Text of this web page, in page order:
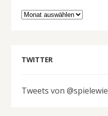
Archiv
TWITTER
Tweets von